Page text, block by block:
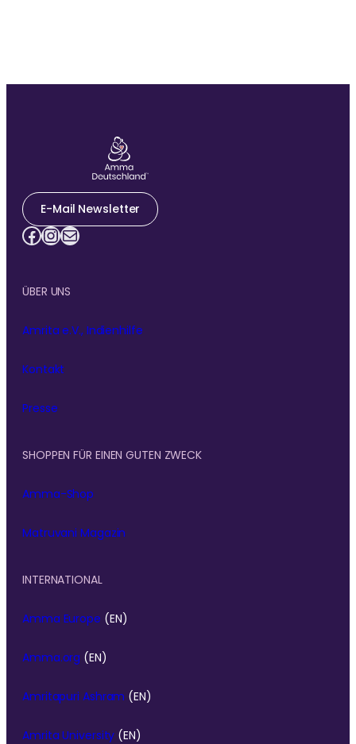
E-Mail Newsletter
Facebook InstagramE-Mail
ÜBER UNS
Amrita e.V., Indienhilfe
Kontakt
Presse
SHOPPEN FÜR EINEN GUTEN ZWECK
Amma-Shop
Matruvani Magazin
INTERNATIONAL
Amma Europe (EN)
Amma.org (EN)
Amritapuri Ashram (EN)
Amrita University (EN)